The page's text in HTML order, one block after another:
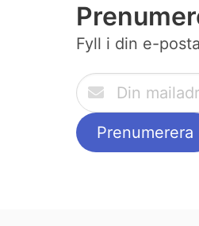
Fyll i din e-